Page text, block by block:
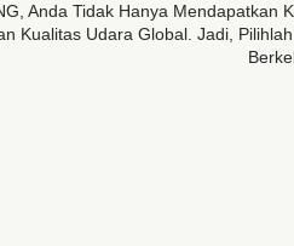
Anda Tidak Hanya
Kualitas Udara Global. Jadi,